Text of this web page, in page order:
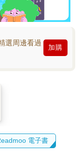
選周邊看過
加購
電子書